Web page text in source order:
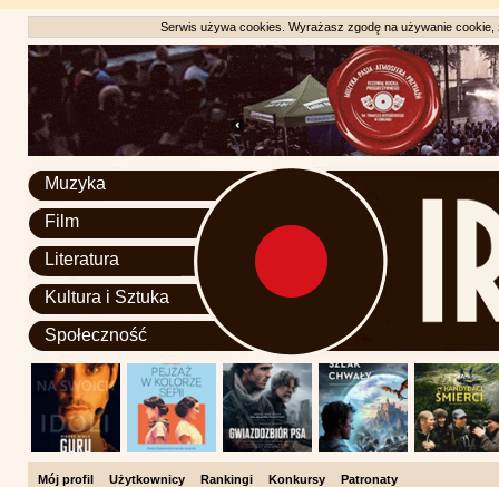
Serwis używa cookies. Wyrażasz zgodę na używanie
Muzyka
Film
Literatura
Kultura i Sztuka
Społeczność
Mój profil Użytkownicy Rankingi Konkursy Patronaty